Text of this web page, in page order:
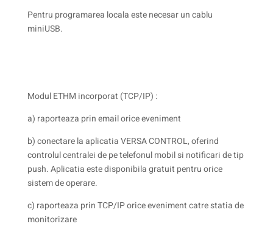
Pentru programarea locala este necesar un cablu
miniUSB.
Modul ETHM incorporat (TCP/IP) :
a) raporteaza prin email orice eveniment
b) conectare la aplicatia VERSA CONTROL, oferind
controlul centralei de pe telefonul mobil si notificari de tip
push. Aplicatia este disponibila gratuit pentru orice
sistem de operare.
c) raporteaza prin TCP/IP orice eveniment catre statia de
monitorizare